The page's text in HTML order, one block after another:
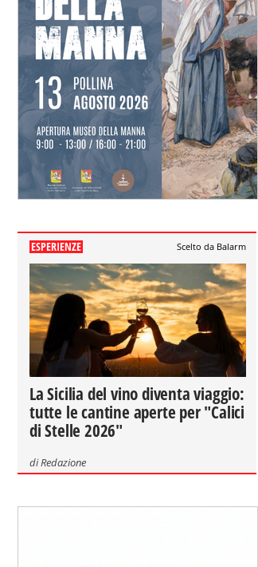
ESPERIENZE Scelto da Balarm
La Sicilia del vino diventa viaggio:
tutte le cantine aperte per "Calici
di Stelle 2026"
diRedazione